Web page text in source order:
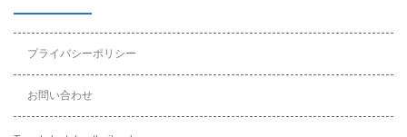
プライバシーポリシー
お問い合わせ